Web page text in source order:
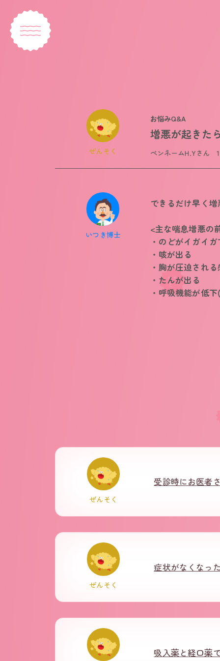
ぜんそく
お悩みQ&A
増悪が起きた
ペンネームH.Yさん
いつき博士
できるだけ早く
<主な喘息増悪の
・のどがイガイ
・咳が出る
・胸が圧迫され
・たんが出る
・呼吸機能が低
ぜんそく
受診時にお医者
ぜんそく
症状がなくなっ
吸入薬と経口薬